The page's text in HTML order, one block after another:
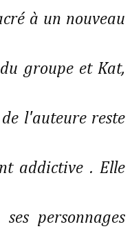
à un nouveau
groupe et Kat,
l'auteure reste
addictive . Elle
personnages